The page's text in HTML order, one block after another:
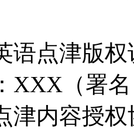
语点津版
XXX（署
津内容授